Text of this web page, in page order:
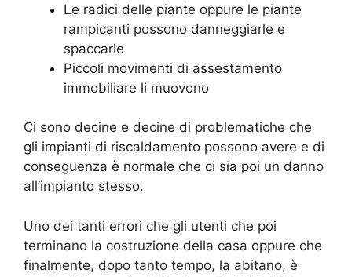
Le radici delle piante oppure le piante
rampicanti possono danneggiarle e
spaccarle
Piccoli movimenti di assestamento
immobiliare li muovono
Ci sono decine e decine di problematiche che
gli impianti di riscaldamento possono avere e di
conseguenza è normale che ci sia poi un danno
all’impianto stesso.
Uno dei tanti errori che gli utenti che poi
terminano la costruzione della casa oppure che
finalmente, dopo tanto tempo, la abitano, è